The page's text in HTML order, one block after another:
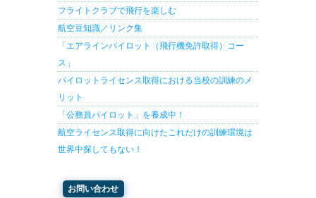
フライトクラブで飛行を楽しむ
航空豆知識／リンク集
「エアラインパイロット（飛行機免許取得）コー
ス」
パイロットライセンス取得における当校の訓練のメ
リット
「公務員パイロット」を養成中！
航空ライセンス取得に向けたこれだけの訓練環境は
世界中探してもない！
お問い合わせ